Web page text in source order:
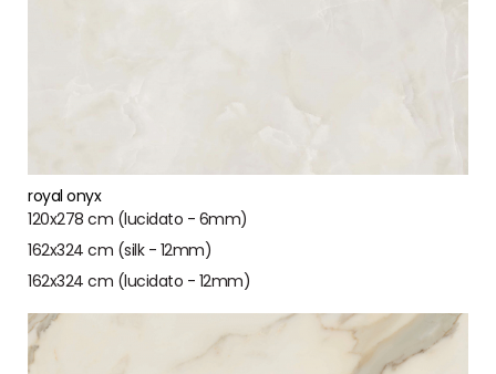
royal onyx
120x278 cm (lucidato - 6mm)
162x324 cm (silk - 12mm)
162x324 cm (lucidato - 12mm)